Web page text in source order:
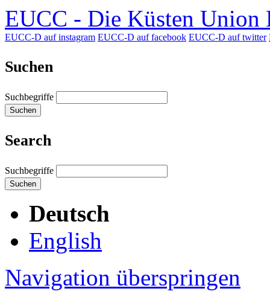
EUCC - Die Küsten Union
EUCC-D auf instagram EUCC-D auf facebook EUCC-D auf twitter
Suchen
Suchbegriffe
Suchen
Search
Suchbegriffe
Suchen
Deutsch
English
Navigation überspringen